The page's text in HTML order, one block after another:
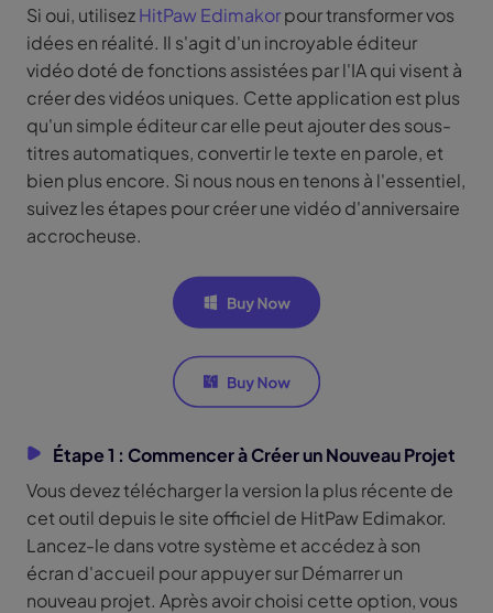
Si oui, utilisezHitPaw Edimakorpour transformer vos
idées en réalité. Il s'agit d'un incroyable éditeur
vidéo doté de fonctions assistées par l'IA qui visent à
créer des vidéos uniques. Cette application est plus
qu'un simple éditeur car elle peut ajouter des sous-
titres automatiques, convertir le texte en parole, et
bien plus encore. Si nous nous en tenons à l'essentiel,
suivez les étapes pour créer une vidéo d'anniversaire
accrocheuse.
Étape 1 : Commencer à Créer un Nouveau Projet
Vous devez télécharger la version la plus récente de
cet outil depuis le site officiel de HitPaw Edimakor.
Lancez-le dans votre système et accédez à son
écran d'accueil pour appuyer sur Démarrer un
nouveau projet. Après avoir choisi cette option, vous